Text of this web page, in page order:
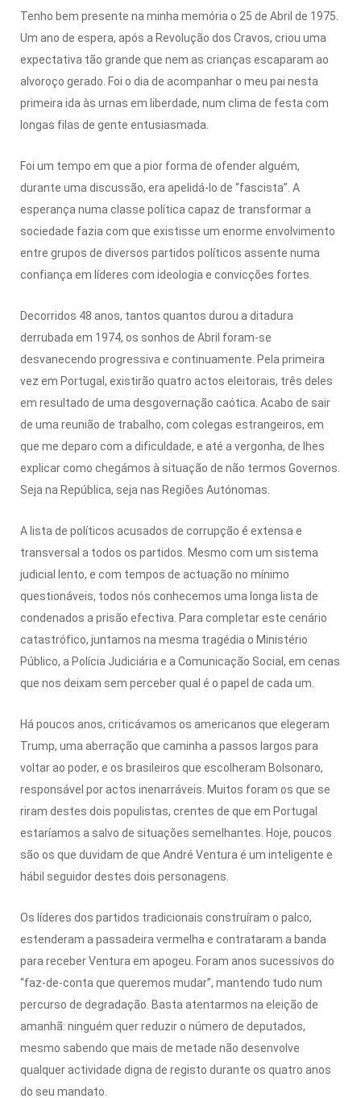
Tenho bem presente na minha memória o 25 de Abril de 1975.
Um ano de espera, após a Revolução dos Cravos, criou uma
expectativa tão grande que nem as crianças escaparam ao
alvoroço gerado. Foi o dia de acompanhar o meu pai nesta
primeira ida às urnas em liberdade, num clima de festa com
longas filas de gente entusiasmada.
Foi um tempo em que a pior forma de ofender alguém,
durante uma discussão, era apelidá-lo de “fascista”. A
esperança numa classe política capaz de transformar a
sociedade fazia com que existisse um enorme envolvimento
entre grupos de diversos partidos políticos assente numa
confiança em líderes com ideologia e convicções fortes.
Decorridos 48 anos, tantos quantos durou a ditadura
derrubada em 1974, os sonhos de Abril foram-se
desvanecendo progressiva e continuamente. Pela primeira
vez em Portugal, existirão quatro actos eleitorais, três deles
em resultado de uma desgovernação caótica. Acabo de sair
de uma reunião de trabalho, com colegas estrangeiros, em
que me deparo com a dificuldade, e até a vergonha, de lhes
explicar como chegámos à situação de não termos Governos.
Seja na República, seja nas Regiões Autónomas.
A lista de políticos acusados de corrupção é extensa e
transversal a todos os partidos. Mesmo com um sistema
judicial lento, e com tempos de actuação no mínimo
questionáveis, todos nós conhecemos uma longa lista de
condenados a prisão efectiva. Para completar este cenário
catastrófico, juntamos na mesma tragédia o Ministério
Público, a Polícia Judiciária e a Comunicação Social, em cenas
que nos deixam sem perceber qual é o papel de cada um.
Há poucos anos, criticávamos os americanos que elegeram
Trump, uma aberração que caminha a passos largos para
voltar ao poder, e os brasileiros que escolheram Bolsonaro,
responsável por actos inenarráveis. Muitos foram os que se
riram destes dois populistas, crentes de que em Portugal
estaríamos a salvo de situações semelhantes. Hoje, poucos
são os que duvidam de que André Ventura é um inteligente e
hábil seguidor destes dois personagens.
Os líderes dos partidos tradicionais construíram o palco,
estenderam a passadeira vermelha e contrataram a banda
para receber Ventura em apogeu. Foram anos sucessivos do
“faz-de-conta que queremos mudar”, mantendo tudo num
percurso de degradação. Basta atentarmos na eleição de
amanhã: ninguém quer reduzir o número de deputados,
mesmo sabendo que mais de metade não desenvolve
qualquer actividade digna de registo durante os quatro anos
do seu mandato.